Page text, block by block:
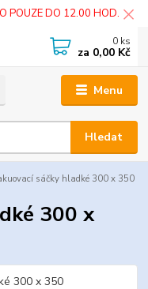
POUZE DO 12.00 HOD.
Menu
Hledat
0 ks
za 0,00 Kč
sáčky hladké 300 x 350
300 x